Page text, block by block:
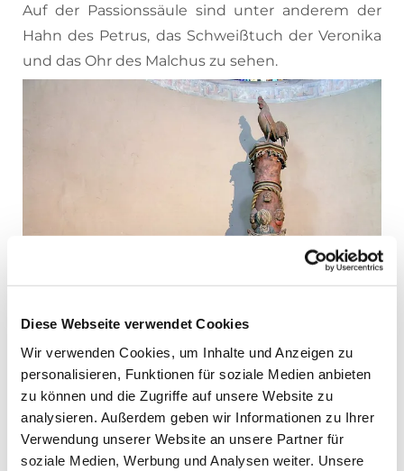
Diese Webseite verwendet Cookies
Wir verwenden Cookies, um Inhalte und Anzeigen zu
personalisieren, Funktionen für soziale Medien anbieten
zu können und die Zugriffe auf unsere Website zu
analysieren. Außerdem geben wir Informationen zu Ihrer
Verwendung unserer Website an unsere Partner für
soziale Medien, Werbung und Analysen weiter. Unsere
Auf der Passionssäule sind unter anderem der
Hahn des Petrus, das Schweißtuch der Veronika
und das Ohr des Malchus zu sehen.